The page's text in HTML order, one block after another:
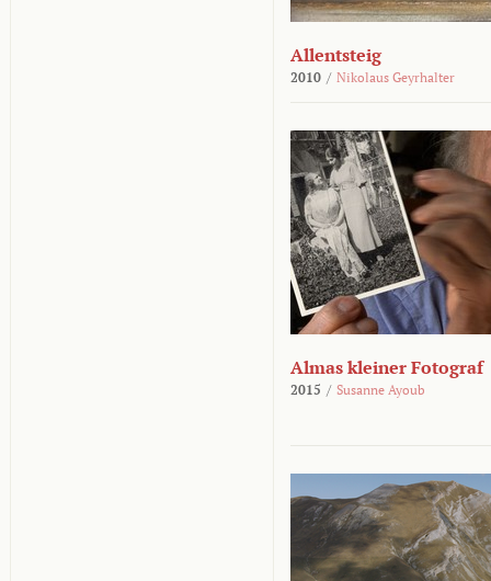
Allentsteig
2010 / Nikolaus Geyrhalter
Almas kleiner Fotograf
2015 / Susanne Ayoub